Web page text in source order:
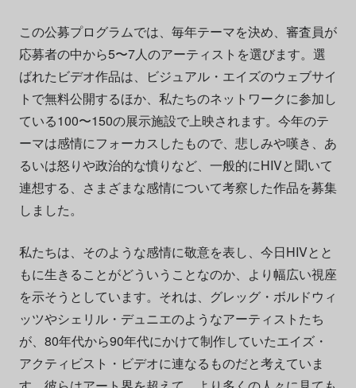
この公募プログラムでは、毎年テーマを決め、審査員が
応募者の中から5〜7人のアーティストを選びます。選
ばれたビデオ作品は、ビジュアル・エイズのウェブサイ
トで無料公開するほか、私たちのネットワークに参加し
ている100〜150の展示施設で上映されます。今年のテ
ーマは感情にフォーカスしたもので、悲しみや嘆き、あ
るいは怒りや政治的な憤りなど、一般的にHIVと聞いて
連想する、さまざまな感情について考察した作品を募集
しました。
私たちは、そのような感情に敬意を表し、今日HIVとと
もに生きることがどういうことなのか、より幅広い視座
を示そうとしています。それは、グレッグ・ボルドウィ
ッツやシェリル・デュニエのようなアーティストたち
が、80年代から90年代にかけて制作していたエイズ・
アクティビスト・ビデオに連なるものだと考えていま